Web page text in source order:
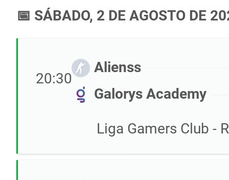
📅 SÁBADO, 2 DE AGOSTO DE
20:30
Alienss
Galorys Academy
Liga Gamers Club -